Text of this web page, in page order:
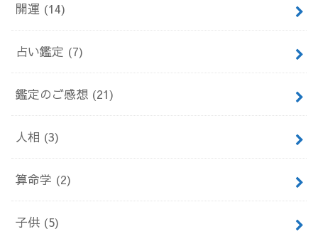
開運 (14)
占い鑑定 (7)
鑑定のご感想 (21)
人相 (3)
算命学 (2)
子供 (5)